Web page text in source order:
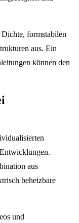
formstabilen
aus. Ein
können den
aus
beheizbare
und